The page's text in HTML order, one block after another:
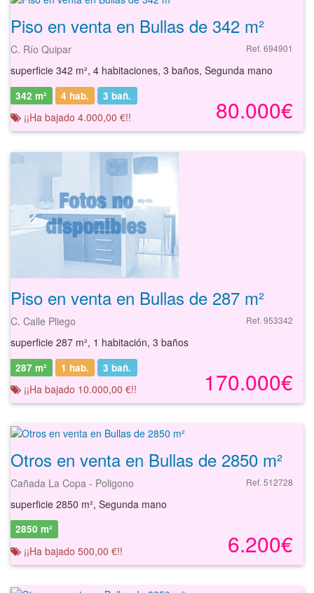
Piso en venta en Bullas de 342 m²
C. Río Quipar Ref. 694901
superficie 342 m², 4 habitaciones, 3 baños, Segunda mano
80.000€
342 m² 4 hab. 3 bañ.
¡¡Ha bajado 4.000,00 €!!
Piso en venta en Bullas de 287 m²
C. Calle Pliego Ref. 953342
superficie 287 m², 1 habitación, 3 baños
170.000€
287 m² 1 hab. 3 bañ.
¡¡Ha bajado 10.000,00 €!!
Otros en venta en Bullas de 2850 m²
Cañada La Copa - Poligono Ref. 512728
superficie 2850 m², Segunda mano
6.200€
2850 m²
¡¡Ha bajado 500,00 €!!